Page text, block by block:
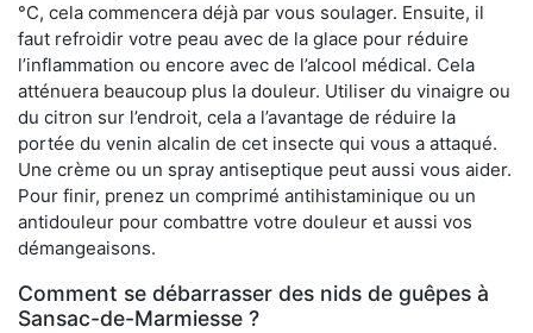
°C, cela commencera déjà par vous soulager. Ensuite, il
faut refroidir votre peau avec de la glace pour réduire
l’inflammation ou encore avec de l’alcool médical. Cela
atténuera beaucoup plus la douleur. Utiliser du vinaigre ou
du citron sur l’endroit, cela a l’avantage de réduire la
portée du venin alcalin de cet insecte qui vous a attaqué.
Une crème ou un spray antiseptique peut aussi vous aider.
Pour finir, prenez un comprimé antihistaminique ou un
antidouleur pour combattre votre douleur et aussi vos
démangeaisons.
Comment se débarrasser des nids de guêpes à
Sansac-de-Marmiesse ?